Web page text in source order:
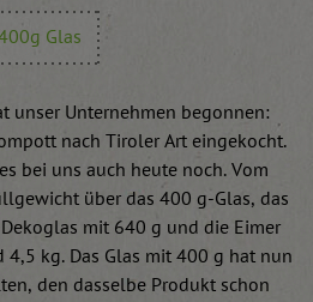
Glas
unser Unternehmen begonnen:
nach Tiroler Art eingekocht.
bei uns auch heute noch. Vom
über das 400 g-Glas, das
mit 640 g und die Eimer
kg. Das Glas mit 400 g hat nun
den dasselbe Produkt schon